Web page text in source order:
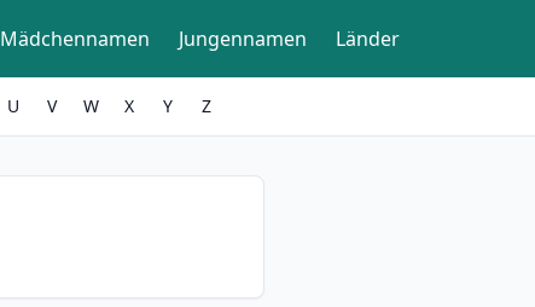
Mädchennamen Jungennamen Länder
U V W X Y Z